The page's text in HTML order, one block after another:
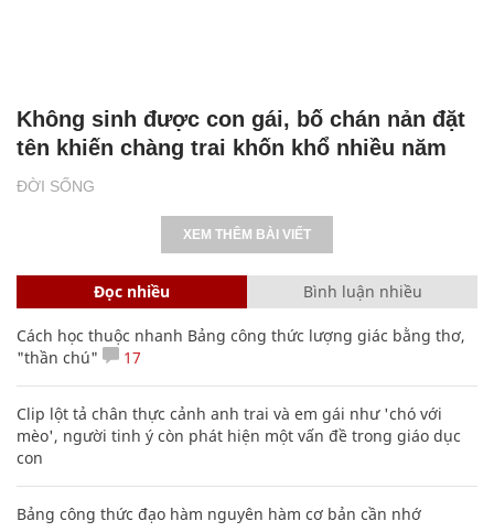
ĐỜI SỐNG
Không sinh được con gái, bố chán nản đặt
tên khiến chàng trai khốn khổ nhiều năm
XEM THÊM BÀI VIẾT
Đọc nhiều Bình luận nhiều
Cách học thuộc nhanh Bảng công thức lượng giác bằng thơ,
"thần chú"
17
Clip lột tả chân thực cảnh anh trai và em gái như 'chó với
mèo', người tinh ý còn phát hiện một vấn đề trong giáo dục
con
Bảng công thức đạo hàm nguyên hàm cơ bản cần nhớ